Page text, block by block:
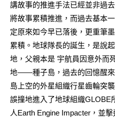
講故事的推進手法已經並非過
將故事累積推進，而過去基本
定原來如今早已落後，更重筆
累積。地球隊長的誕生，是說
地，父親本是 宇航員因意外而
地——種子島，過去的回憶醒
島上空的外星組織行星齒輪突
誤撞地進入了地球組織GLOBE
人Earth Engine Impacter，並